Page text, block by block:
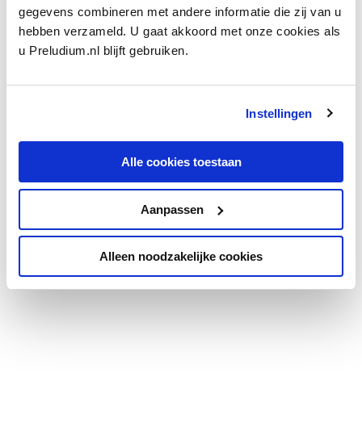
gegevens combineren met andere informatie die zij van u
hebben verzameld. U gaat akkoord met onze cookies als
u Preludium.nl blijft gebruiken.
Instellingen
Alle cookies toestaan
Aanpassen
Alleen noodzakelijke cookies